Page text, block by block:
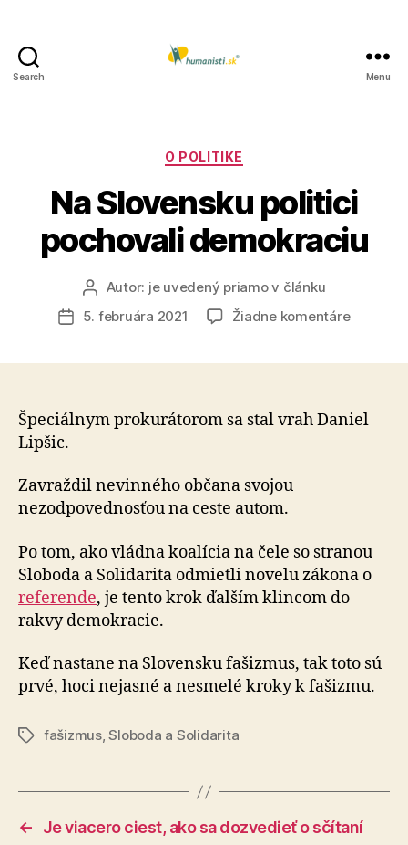
Search Menu
Kategórie
O POLITIKE
Na Slovensku politici
pochovali demokraciu
Autor
článku
Autor: je uvedený priamo v článku
Dátum
5. februára 2021 Žiadne komentárena
Špeciálnym prokurátorom sa stal vrah Daniel
Lipšic.
Zavraždil nevinného občana svojou
nezodpovednosťou na ceste autom.
Po tom, ako vládna koalícia na čele so stranou
Sloboda a Solidarita odmietli novelu zákona o
referende, je tento krok ďalším klincom do
rakvy demokracie.
Keď nastane na Slovensku fašizmus, tak toto sú
prvé, hoci nejasné a nesmelé kroky k fašizmu.
Značkyfašizmus,Sloboda a Solidarita
←
Je viacero ciest, ako sa dozvedieť o sčítaní